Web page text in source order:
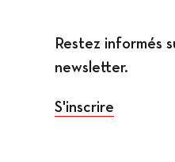
Restez informés
newsletter.
S'inscrire